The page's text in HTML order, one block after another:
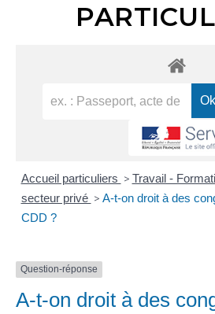
Accueil particuliers > Travail -
secteur privé > A-t-on droit à des
CDD ?
Question-réponse
A-t-on droit à des